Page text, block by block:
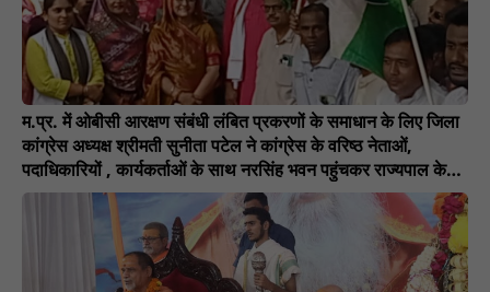
म.प्र. में ओबीसी आरक्षण संबंधी लंबित प्रकरणों के समाधान के लिए जिला
कांग्रेस अध्यक्ष श्रीमती सुनीता पटेल ने कांग्रेस के वरिष्ठ नेताओं,
पदाधिकारियों , कार्यकर्ताओं के साथ नरसिंह भवन पहुंचकर राज्यपाल के
नाम डिप्टी कलेक्टर को ज्ञापन सौंपा। ज्ञापन में उल्लेख किया गया है-